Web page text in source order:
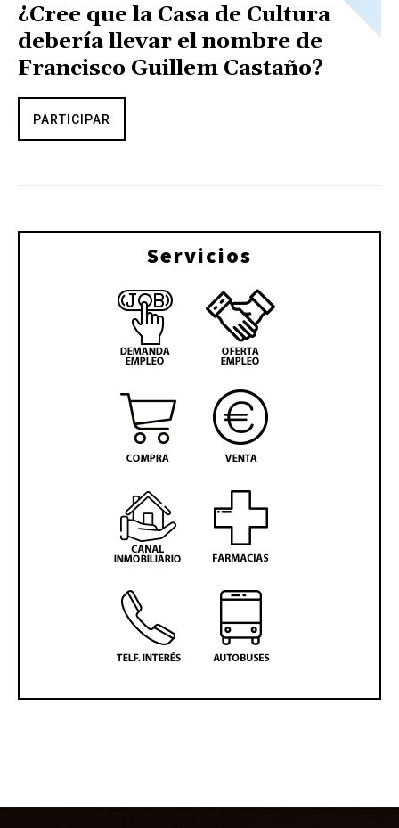
¿Cree que la Casa de Cultura
debería llevar el nombre de
Francisco Guillem Castaño?
PARTICIPAR
Servicios